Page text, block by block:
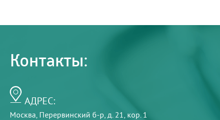
Контакты:
АДРЕС:
Москва, Перервинский б-р, д. 21, кор. 1